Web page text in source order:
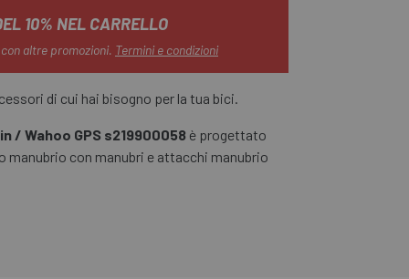
10% NEL CARRELLO
altre promozioni. Termini e condizioni
di cui hai bisogno per la tua bici.
/ Wahoo GPS s219900058 è progettato
manubrio con manubri e attacchi manubrio